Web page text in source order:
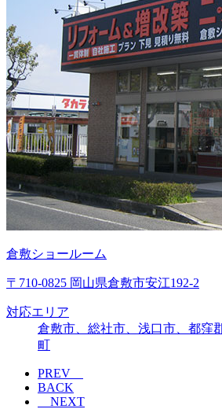
倉敷ショールーム
〒710-0825 岡山県倉敷市安江192-2
対応エリア
倉敷市、総社市、浅口市、都窪
町
PREV
BACK
NEXT